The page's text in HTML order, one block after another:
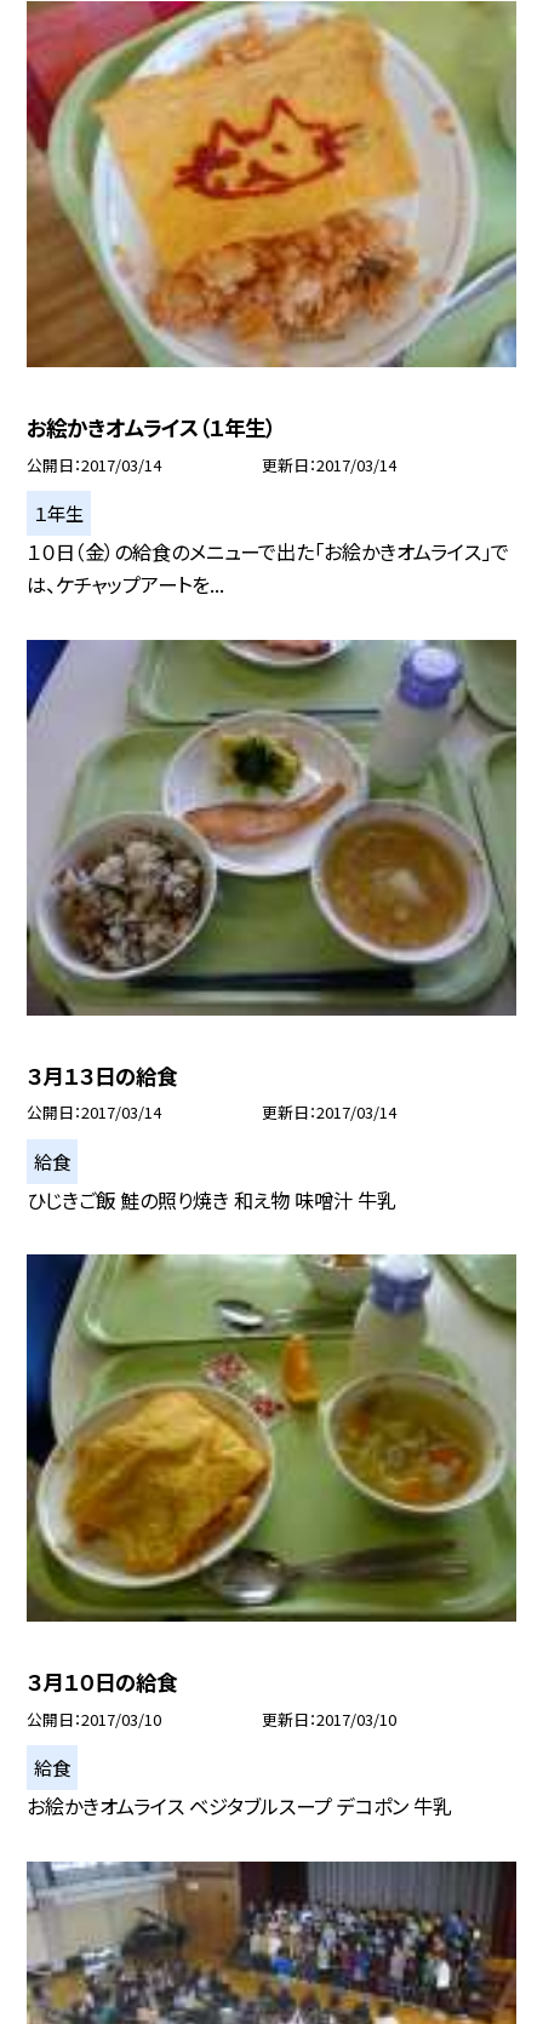
お絵かきオムライス（１年生）
公開日 2017/03/14 更新日 2017/03/14
１年生
１０日（金）の給食のメニューで出た「お絵かきオムライス」で
は、ケチャップアートを...
３月１３日の給食
公開日 2017/03/14 更新日 2017/03/14
給食
ひじきご飯 鮭の照り焼き 和え物 味噌汁 牛乳
３月１０日の給食
公開日 2017/03/10 更新日 2017/03/10
給食
お絵かきオムライス ベジタブルスープ デコポン 牛乳